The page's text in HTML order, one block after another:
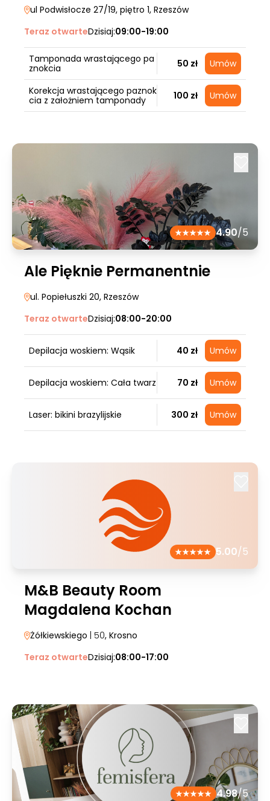
ul Podwisłocze 27/19, piętro 1, Rzeszów
Teraz otwarteDzisiaj:09:00-19:00
Tamponada wrastającego pa
znokcia
50 zł Umów
Korekcja wrastającego paznok
cia z założniem tamponady
100 zł Umów
4.90/5
Ale Pięknie Permanentnie
ul. Popiełuszki 20, Rzeszów
Teraz otwarteDzisiaj:08:00-20:00
Depilacja woskiem: Wąsik 40 zł Umów
Depilacja woskiem: Cała twarz 70 zł Umów
Laser: bikini brazylijskie 300 zł Umów
5.00/5
M&B Beauty Room
Magdalena Kochan
Żółkiewskiego | 50, Krosno
Teraz otwarteDzisiaj:08:00-17:00
4.98/5